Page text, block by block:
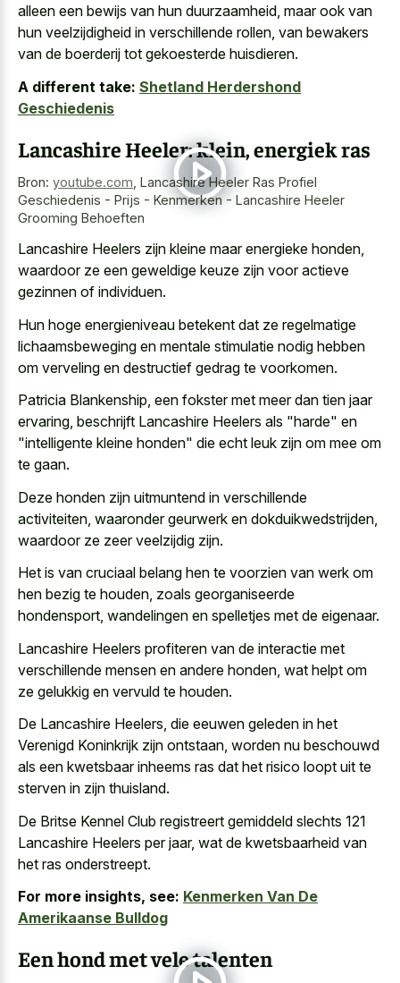
alleen een bewijs van hun duurzaamheid, maar ook van
hun veelzijdigheid in verschillende rollen, van bewakers
van de boerderij tot gekoesterde huisdieren.
A different take: Shetland Herdershond
Geschiedenis
Lancashire Heeler: klein, energiek ras
Bron: youtube.com Lancashire Heeler Ras Profiel
Geschiedenis - Prijs - Kenmerken - Lancashire Heeler
Grooming Behoeften
Lancashire Heelers zijn kleine maar energieke honden,
waardoor ze een geweldige keuze zijn voor actieve
gezinnen of individuen.
Hun hoge energieniveau betekent dat ze regelmatige
lichaamsbeweging en mentale stimulatie nodig hebben
om verveling en destructief gedrag te voorkomen.
Patricia Blankenship, een fokster met meer dan tien jaar
ervaring, beschrijft Lancashire Heelers als "harde" en
"intelligente kleine honden" die echt leuk zijn om mee om
te gaan.
Deze honden zijn uitmuntend in verschillende
activiteiten, waaronder geurwerk en dokduikwedstrijden,
waardoor ze zeer veelzijdig zijn.
Het is van cruciaal belang hen te voorzien van werk om
hen bezig te houden, zoals georganiseerde
hondensport, wandelingen en spelletjes met de eigenaar.
Lancashire Heelers profiteren van de interactie met
verschillende mensen en andere honden, wat helpt om
ze gelukkig en vervuld te houden.
De Lancashire Heelers, die eeuwen geleden in het
Verenigd Koninkrijk zijn ontstaan, worden nu beschouwd
als een kwetsbaar inheems ras dat het risico loopt uit te
sterven in zijn thuisland.
De Britse Kennel Club registreert gemiddeld slechts 121
Lancashire Heelers per jaar, wat de kwetsbaarheid van
het ras onderstreept.
For more insights, see: Kenmerken Van De
Amerikaanse Bulldog
Een hond met vele talenten